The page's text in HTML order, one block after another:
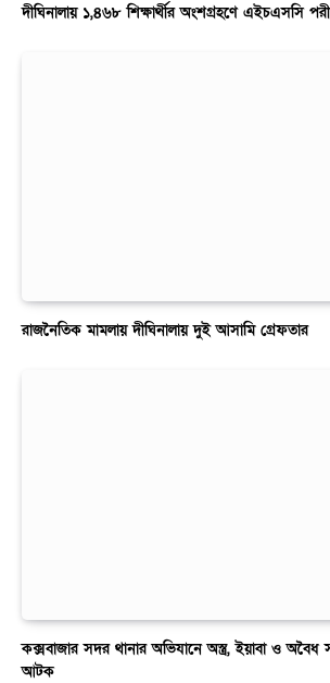
দীঘিনালায় ১,৪৬৮ শিক্ষার্থীর অংশগ্রহণে এইচএসসি
রাজনৈতিক মামলায় দীঘিনালায় দুই আসামি গ্রেফতার
কক্সবাজার সদর থানার অভিযানে অস্ত্র, ইয়াবা ও অবৈধ
আটক